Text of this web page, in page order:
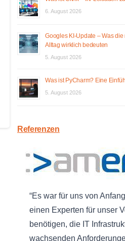
6. August 2026
Googles KI-Update – Was
Alltag wirklich bedeuten
5. August 2026
Was ist PyCharm? Eine
5. August 2026
Referenzen
Es war für uns von
einen Experten für unser
benötigen, die IT
wachsenden